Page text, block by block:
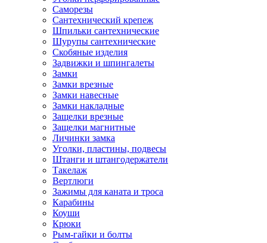
Саморезы
Сантехнический крепеж
Шпильки сантехнические
Шурупы сантехнические
Скобяные изделия
Задвижки и шпингалеты
Замки
Замки врезные
Замки навесные
Замки накладные
Защелки врезные
Защелки магнитные
Личинки замка
Уголки, пластины, подвесы
Штанги и штангодержатели
Такелаж
Вертлюги
Зажимы для каната и троса
Карабины
Коуши
Крюки
Рым-гайки и болты